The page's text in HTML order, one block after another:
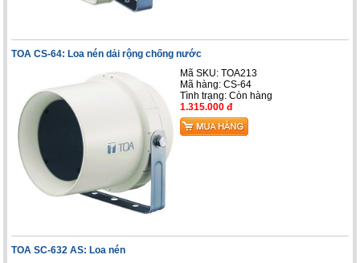
TOA CS-64: Loa nén dải rộng chống nước
Mã SKU: TOA213
Mã hàng: CS-64
Tình trạng: Còn hàng
1.315.000 đ
TOA SC-632 AS: Loa nén